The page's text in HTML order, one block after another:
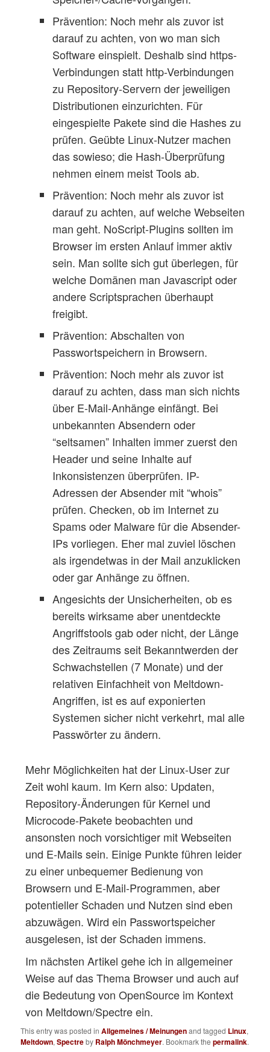
Prävention: Noch mehr als zuvor ist
darauf zu achten, von wo man sich
Software einspielt. Deshalb sind https-
Verbindungen statt http-Verbindungen
zu Repository-Servern der jeweiligen
Distributionen einzurichten. Für
eingespielte Pakete sind die Hashes zu
prüfen. Geübte Linux-Nutzer machen
das sowieso; die Hash-Überprüfung
nehmen einem meist Tools ab.
Prävention: Noch mehr als zuvor ist
darauf zu achten, auf welche Webseiten
man geht. NoScript-Plugins sollten im
Browser im ersten Anlauf immer aktiv
sein. Man sollte sich gut überlegen, für
welche Domänen man Javascript oder
andere Scriptsprachen überhaupt
freigibt.
Prävention: Abschalten von
Passwortspeichern in Browsern.
Prävention: Noch mehr als zuvor ist
darauf zu achten, dass man sich nichts
über E-Mail-Anhänge einfängt. Bei
unbekannten Absendern oder
“seltsamen” Inhalten immer zuerst den
Header und seine Inhalte auf
Inkonsistenzen überprüfen. IP-
Adressen der Absender mit “whois”
prüfen. Checken, ob im Internet zu
Spams oder Malware für die Absender-
IPs vorliegen. Eher mal zuviel löschen
als irgendetwas in der Mail anzuklicken
oder gar Anhänge zu öffnen.
Angesichts der Unsicherheiten, ob es
bereits wirksame aber unentdeckte
Angriffstools gab oder nicht, der Länge
des Zeitraums seit Bekanntwerden der
Schwachstellen (7 Monate) und der
relativen Einfachheit von Meltdown-
Angriffen, ist es auf exponierten
Systemen sicher nicht verkehrt, mal alle
Passwörter zu ändern.
Mehr Möglichkeiten hat der Linux-User zur
Zeit wohl kaum. Im Kern also: Updaten,
Repository-Änderungen für Kernel und
Microcode-Pakete beobachten und
ansonsten noch vorsichtiger mit Webseiten
und E-Mails sein. Einige Punkte führen leider
zu einer unbequemer Bedienung von
Browsern und E-Mail-Programmen, aber
potentieller Schaden und Nutzen sind eben
abzuwägen. Wird ein Passwortspeicher
ausgelesen, ist der Schaden immens.
Im nächsten Artikel gehe ich in allgemeiner
Weise auf das Thema Browser und auch auf
die Bedeutung von OpenSource im Kontext
von Meltdown/Spectre ein.
This entry was posted inAllgemeines / Meinungenand tagged Linux,
Meltdown,Spectreby Ralph Mönchmeyer. Bookmark thepermalink.